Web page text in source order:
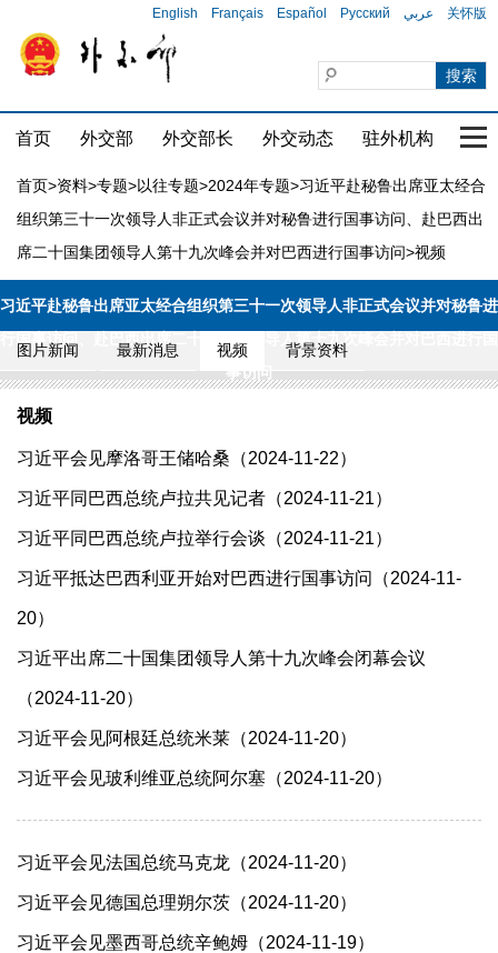
English Français Español Русский عربي 关怀版
首页 外交部 外交部长 外交动态 驻外机构 国
首页>资料>专题>以往专题>2024年专题>习近平赴秘鲁出席亚太经合
组织第三十一次领导人非正式会议并对秘鲁进行国事访问、赴巴西出
席二十国集团领导人第十九次峰会并对巴西进行国事访问>视频
习近平赴秘鲁出席亚太经合组织第三十一次领导人非正式会议并对秘鲁进
行国事访问、赴巴西出席二十国集团领导人第十九次峰会并对巴西进行国
事访问
图片新闻 最新消息 视频 背景资料
视频
习近平会见摩洛哥王储哈桑（2024-11-22）
习近平同巴西总统卢拉共见记者（2024-11-21）
习近平同巴西总统卢拉举行会谈（2024-11-21）
习近平抵达巴西利亚开始对巴西进行国事访问（2024-11-
20）
习近平出席二十国集团领导人第十九次峰会闭幕会议
（2024-11-20）
习近平会见阿根廷总统米莱（2024-11-20）
习近平会见玻利维亚总统阿尔塞（2024-11-20）
习近平会见法国总统马克龙（2024-11-20）
习近平会见德国总理朔尔茨（2024-11-20）
习近平会见墨西哥总统辛鲍姆（2024-11-19）